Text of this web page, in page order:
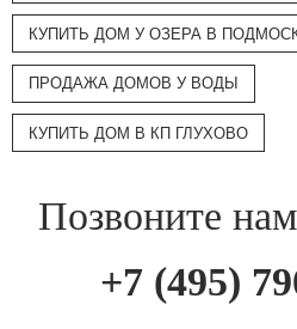
КУПИТЬ ДОМ У ОЗЕРА В
ПРОДАЖА ДОМОВ У ВОДЫ
КУПИТЬ ДОМ В КП ГЛУХОВО
Позвоните
+7 (495)